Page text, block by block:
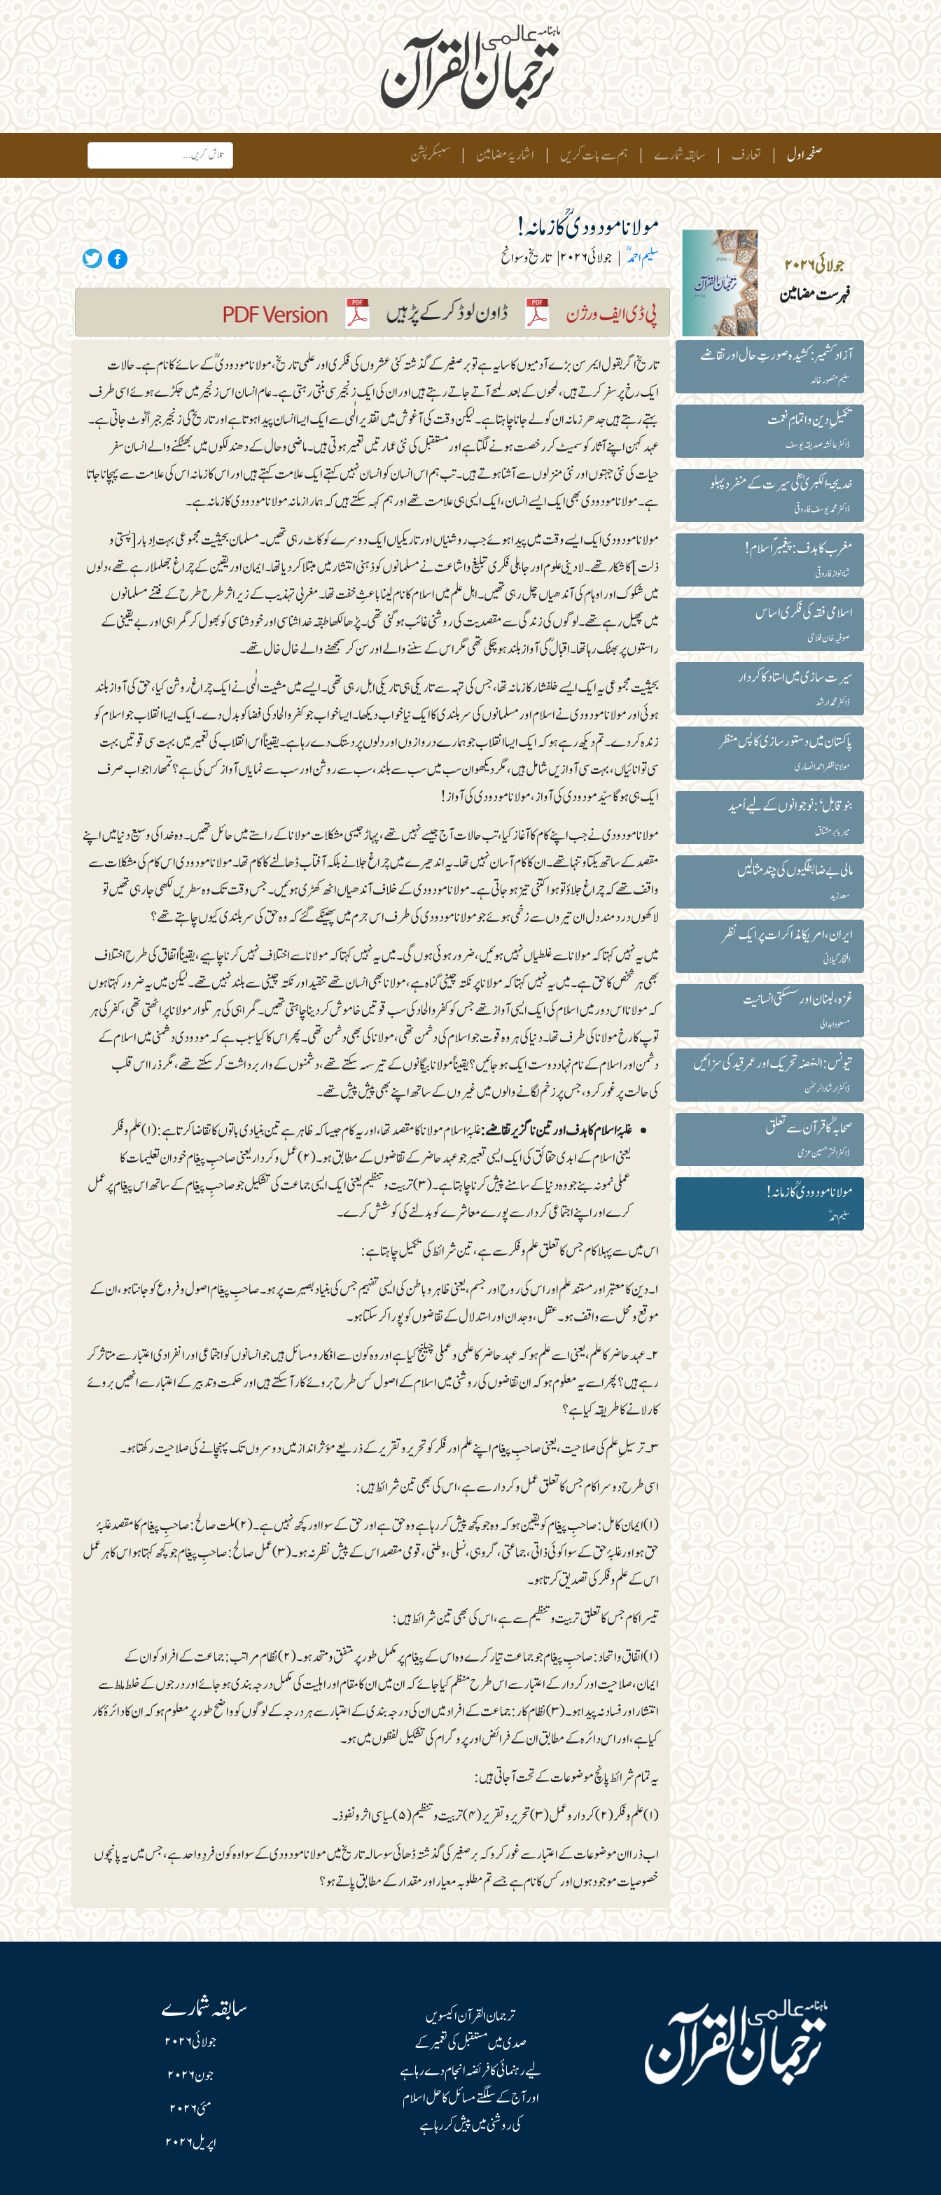
صفحہ اول | تعارف | سابقہ شمارے | ہم سے بات کریں | اشاریۂ مضامین | سبسکرپشن
جولائی ۲۰۲۶
فہرست مضامین
مولانا مودودیؒ کا زمانہ!
سلیم احمدؒ | جولائی ۲۰۲۶ | تاریخ وسوانح
آزاد کشمیر: کشیدہ صورتِ حال اور تقاضے
سلیم منصور خالد
تکمیلِ دین و اتمامِ نعمت
ڈاکٹر عائشہ صدیقہ یوسف
خدیجۃ الکبریٰؓ کی سیرت کے منفرد پہلو
ڈاکٹر محمد یوسف فاروقی
مغرب کا ہدف: پیغمبر ؐ اسلام!
شاہنواز فاروقی
اسلامی فقہ کی فکری اساس
صوفیہ خان فلاحی
سیرت سازی میں استاد کا کردار
ڈاکٹر محمد ارشد
پاکستان میں دستور سازی کا پس منظر
مولانا ظفر احمد انصاری
بنو قابل‘: نوجوانوں کے لیے اُمید
میربابر مشتاق
مالی بے ضابطگیوں کی چند مثالیں
سعد زید
ایران، امریکا مذاکرات پر ایک نظر
افتخار گیلانی
غزہ، لبنان اور سسکتی انسانیت
مسعود ابدالی
تیونس: النہضہ تحریک اور عمر قید کی سزائیں
ڈاکٹر ارشاد الرحمٰن
صحابہؓ کاقرآن سے تعلق
ڈاکٹر اختر حسین عزمی
مولانا مودودیؒ کا زمانہ!
سلیم احمدؒ
تاریخ اگر بقول ایمرسن بڑے آدمیوں کا سایہ ہے تو برصغیر کے گذشتہ کئی عشروں کی فکری اور علمی تاریخ، مولانا مودودیؒ کے سائے کا نام ہے۔ حالات
ایک رخ پر سفر کرتے ہیں، لمحوں کے بعد لمحے آتے جاتے رہتے ہیں اور ان کی ایک زنجیر سی بنتی رہتی ہے۔ عام انسان اس زنجیر میں جکڑے ہوئے اسی طرف
بہتے رہتے ہیں جدھر زمانہ ان کو لے جانا چاہتا ہے۔ لیکن وقت کی آغوش میں تقدیر الٰہی سے ایک ایسا انسان پیدا ہوتا ہے اور تاریخ کی زنجیر جبراً ٹوٹ جاتی ہے۔
عہد کہن اپنے آثار کو سمیٹ کر رخصت ہونے لگتا ہے اور مستقبل کی نئی عمارتیں تعمیر ہوتی ہیں۔ ماضی وحال کے دھندلکوں میں بھٹکنے والے انسان سفر
حیات کی نئی جہتوں اور نئی منزلوں سے آشنا ہوتے ہیں۔ تب ہم اس انسان کو انسان نہیں کہتے ایک علامت کہتے ہیں اور اس کا زمانہ اس کی علامت سے پہچانا جاتا
ہے۔ مولانا مودودی بھی ایک ایسے انسان، ایک ایسی ہی علامت تھے اور ہم کہہ سکتے ہیں کہ ہمارا زمانہ مولانا مودودی کا زمانہ ہے۔
مولانا مودودی ایک ایسے وقت میں پیدا ہوئے جب روشنیاں اور تاریکیاں ایک دوسرے کو کاٹ رہی تھیں۔ مسلمان بحیثیت مجموعی بہت اِدبار [پستی و
ذلت]کا شکار تھے۔ لادینی علوم اور جاہلی فکری تبلیغ و اشاعت نے مسلمانوں کو ذہنی انتشار میں مبتلا کر دیا تھا۔ ایمان اور یقین کے چراغ جھلملا رہے تھے، دلوں
میں شکوک اور اوہام کی آندھیاں چل رہی تھیں۔ اہل علم میں اسلام کا نام لینا باعثِ خفت تھا۔ مغربی تہذیب کے زیر اثر طرح طرح کے فتنے مسلمانوں
میں پھیل رہے تھے۔ لوگوں کی زندگی سے مقصدیت کی روشنی غائب ہو گئی تھی۔ پڑھا لکھا طبقہ خداشناسی اور خودشناسی کو بھول کر گمراہی اور بے یقینی کے
راستوں پر بھٹک رہا تھا۔ اقبالؒ کی آواز بلند ہو چکی تھی مگر اس کے سننے والے اور سن کر سمجھنے والے خال خال تھے۔
بحیثیت مجموعی یہ ایک ایسے خلفشار کا زمانہ تھا، جس کی تہہ سے تاریکی ہی تاریکی ابل رہی تھی۔ ایسے میں مشیت الٰہی نے ایک چراغ روشن کیا، حق کی آواز بلند
ہوئی اور مولانا مودودی نے اسلام اور مسلمانوں کی سربلندی کا ایک نیا خواب دیکھا۔ ایسا خواب جو کفر و الحاد کی فضا کو بدل دے۔ ایک ایسا انقلاب جو اسلام کو
زندہ کر دے۔ تم دیکھ رہے ہو کہ ایک ایسا انقلاب جو ہمارے دروازوں اور دلوں پر دستک دے رہا ہے۔ یقیناً اس انقلاب کی تعمیر میں بہت سی قوتیں بہت
سی توانائیاں، بہت سی آوازیں شامل ہیں، مگر دیکھو ان سب میں سب سے بلند، سب سے روشن اور سب سے نمایاں آواز کس کی ہے؟ تمھارا جواب صرف
ایک ہی ہو گا سیّد مودودی کی آواز، مولانا مودودی کی آواز!
مولانا مودودی نے جب اپنے کام کا آغاز کیا، تب حالات آج جیسے نہیں تھے، پہاڑ جیسی مشکلات مولانا کے راستے میں حائل تھیں۔ وہ خدا کی وسیع دنیا میں اپنے
مقصد کے ساتھ یکتا و تنہا تھے۔ ان کا کام آسان نہیں تھا۔ یہ اندھیرے میں چراغ جلانے بلکہ آفتاب ڈھالنے کا کام تھا۔ مولانا مودودی اس کام کی مشکلات سے
واقف تھے کہ چراغ جلاؤ تو ہوا کتنی تیز ہو جاتی ہے۔ مولانا مودودی کے خلاف آندھیاں اٹھ کھڑی ہوئیں۔ جس وقت تک وہ سطریں لکھی جا رہی تھیں تو
لاکھوں درد مند دل ان تیروں سے زخمی ہوئے جو مولانا مودودی کی طرف اس جرم میں پھینکے گئے کہ وہ حق کی سربلندی کیوں چاہتے تھے؟
میں یہ نہیں کہتا کہ مولانا سے غلطیاں نہیں ہوئیں، ضرور ہوئی ہوں گی۔ میں یہ نہیں کہتا کہ مولانا سے اختلاف نہیں کرنا چاہیے، یقیناً اتفاق کی طرح اختلاف
بھی ہر شخص کا حق ہے۔ میں یہ نہیں کہتا کہ مولانا پر نکتہ چینی گناہ ہے، مولانا بھی انسان تھے تنقید اور نکتہ چینی سے بلند نہیں تھے۔ لیکن میں یہ ضرور کہتا ہوں
کہ مولانا اس دور میں اسلام کی ایک ایسی آواز تھے جس کو کفر و الحاد کی سب قوتیں خاموش کر دینا چاہتی تھیں۔ گمراہی کی ہر تلوار مولانا پر اٹھتی تھی، کفر کی ہر
توپ کا رخ مولانا کی طرف تھا۔ دنیا کی ہر وہ قوت جو اسلام کی دشمن تھی، مولانا کی بھی دشمن تھی۔ پھر اس کا کیا سبب ہے کہ مودودی دشمنی میں اسلام کے
دشمن اور اسلام کے نام نہاد دوست ایک ہو جائیں؟ یقیناً مولانا بیگانوں کے تیر سہہ سکتے تھے، دشمنوں کے وار برداشت کر سکتے تھے، مگر ذرا اس قلب
کی حالت پر غور کرو، جس پر زخم لگانے والوں میں غیروں کے ساتھ اپنے بھی پیش پیش تھے۔
غلبۂ اسلام کا ہدف اور تین ناگزیر تقاضے:
غلبۂ اسلام مولانا کا مقصد تھا، اور یہ کام جیسا کہ ظاہر ہے تین بنیادی باتوں کا تقاضا کرتا ہے: (۱) علم و فکر
یعنی اسلام کے ابدی حقائق کی ایک ایسی تعبیر جو عہد حاضر کے تقاضوں کے مطابق ہو۔ (۲) عمل و کردار یعنی صاحبِ پیغام خود ان تعلیمات کا
عملی نمونہ بنے جو وہ دنیا کے سامنے پیش کرنا چاہتا ہے۔ (۳) تربیت و تنظیم یعنی ایک ایسی جماعت کی تشکیل جو صاحبِ پیغام کے ساتھ اس پیغام پر عمل
کرے اور اپنے اجتماعی کردار سے پورے معاشرے کو بدلنے کی کوشش کرے۔
اس میں سے پہلا کام جس کا تعلق علم و فکر سے ہے، تین شرائط کی تکمیل چاہتا ہے:
۱۔ دین کا معتبر اور مستند علم اور اس کی روح اور جسم، یعنی ظاہر و باطن کی ایسی تفہیم جس کی بنیاد بصیرت پر ہو۔ صاحبِ پیغام اصول و فروع کو جانتا ہو، ان کے
موقع و محل سے واقف ہو۔ عقل، وجدان اور استدلال کے تقاضوں کو پورا کر سکتا ہو۔
۲۔ عہد حاضر کا علم، یعنی اسے علم ہو کہ عہد حاضر کا علمی و عملی چیلنج کیا ہے اور وہ کون سے افکار و مسائل ہیں جو انسانوں کو اجتماعی اور انفرادی اعتبار سے متاثر کر
رہے ہیں؟ پھر اسے یہ معلوم ہو کہ ان تقاضوں کی روشنی میں اسلام کے اصول کس طرح بروئے کار آ سکتے ہیں اور حکمت و تدبیر کے اعتبار سے انھیں بروئے
کار لانے کا طریقہ کیا ہے؟
۳۔ ترسیلِ علم کی صلاحیت، یعنی صاحبِ پیغام اپنے علم اور فکر کو تحریر و تقریر کے ذریعے مؤثر انداز میں دوسروں تک پہنچانے کی صلاحیت رکھتا ہو۔
اسی طرح دوسرا کام جس کا تعلق عمل و کردار سے ہے، اس کی بھی تین شرائط ہیں:
(۱)ایمان کامل: صاحبِ پیغام کو یقین ہو کہ وہ جو کچھ پیش کر رہا ہے وہ حق ہے اور حق کے سوا اور کچھ نہیں ہے۔ (۲) ملت صالح: صاحبِ پیغام کا مقصد غلبۂ
حق ہو اور غلبۂ حق کے سوا کوئی ذاتی، جماعتی، گروہی، نسلی، وطنی، قومی مقصد اس کے پیش نظر نہ ہو۔ (۳) عمل صالح: صاحبِ پیغام جو کچھ کہتا ہو اس کا ہر عمل
اس کے علم و فکر کی تصدیق کرتا ہو۔
تیسرا کام جس کا تعلق تربیت و تنظیم سے ہے، اس کی بھی تین شرائط ہیں:
(۱) اتفاق و اتحاد: صاحبِ پیغام جو جماعت تیار کرے وہ اس کے پیغام پر مکمل طور پر متفق و متحد ہو۔ (۲) نظام مراتب: جماعت کے افراد کو ان کے
ایمان، صلاحیت اور کردار کے اعتبار سے اس طرح منظم کیا جائے کہ ان میں ان کا مقام اور اہلیت کی مکمل درجہ بندی ہو جائے اور درجوں کے خلط ملط سے
انتشار اور فساد نہ پیدا ہو۔ (۳) نظام کار: جماعت کے افراد میں ان کی درجہ بندی کے اعتبار سے ہر درجہ کے لوگوں کو واضح طور پر معلوم ہو کہ ان کا دائرۂ کار
کیا ہے، اور اس دائرہ کے مطابق ان کے فرائض اور پروگرام کی تشکیل لفظوں میں ہو۔
یہ تمام شرائط پانچ موضوعات کے تحت آ جاتی ہیں:
(۱) علم و فکر (۲) کردار و عمل (۳)تحریر و تقریر (۴) تربیت و تنظیم (۵) سیاسی اثر و نفوذ۔
اب ذرا ان موضوعات کے اعتبار سے غور کرو کہ برصغیر کی گذشتہ ڈھائی سو سالہ تاریخ میں مولانا مودودی کے سوا وہ کون فردِ واحد ہے، جس میں یہ پانچوں
خصوصیات موجود ہوں اور کس کا نام ہے جسے تم مطلوبہ معیار اور مقدار کے مطابق پاتے ہو؟
ترجمان القرآن اکیسویں
صدی میں مستقبل کی تعمیر کے
لیے رہنمائی کا فریضہ انجام دے رہا ہے
اور آج کے سلگتے مسائل کا حل اسلام
کی روشنی میں پیش کر رہا ہے
سابقہ شمارے
جولائی ۲۰۲۶
جون ۲۰۲۶
مئی ۲۰۲۶
اپریل ۲۰۲۶